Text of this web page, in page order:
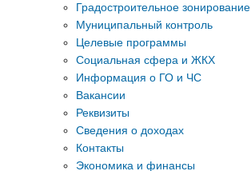
Градостроительное зонирование
Муниципальный контроль
Целевые программы
Социальная сфера и ЖКХ
Информация о ГО и ЧС
Вакансии
Реквизиты
Сведения о доходах
Контакты
Экономика и финансы